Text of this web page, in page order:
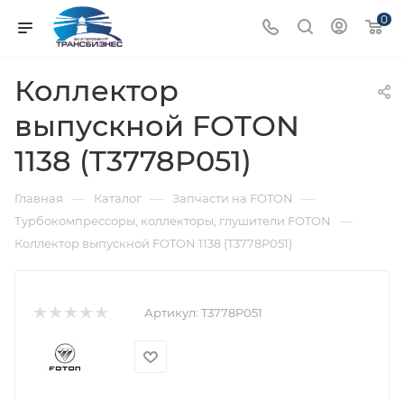
0
Коллектор
выпускной FOTON
1138 (T3778P051)
Главная — Каталог — Запчасти на FOTON —
Турбокомпрессоры, коллекторы, глушители FOTON —
Коллектор выпускной FOTON 1138 (T3778P051)
Артикул: T3778P051